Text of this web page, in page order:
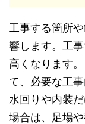
工事する箇所
響します。工
高くなります
て、必要な工
水回りや内装
場合は、足場